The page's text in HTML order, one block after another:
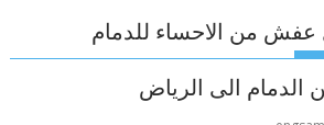
من الاحساء للدمام
الى الرياض